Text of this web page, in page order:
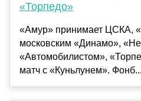
«Торпедо»
«Амур» принимает ЦСКА,
московским «Динамо»,
«Автомобилистом»,
матч с «Куньлунем». Фонб...